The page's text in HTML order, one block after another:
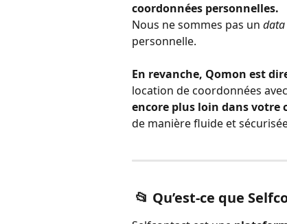
coordonnées personnelles.
Nous ne sommes pas un
personnelle.
En revanche, Qomon est
location de coordonnées
encore plus loin dans votre
de manière fluide et
📂 Qu’est-ce que